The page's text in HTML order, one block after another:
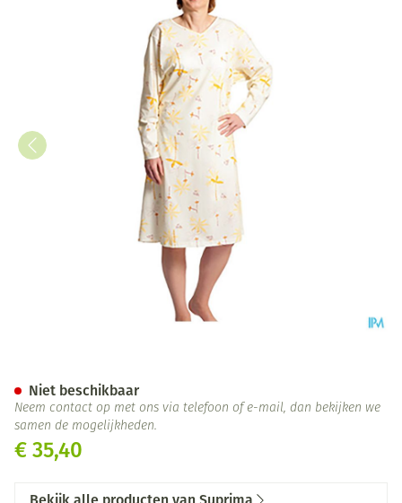
€ 35,40
Niet beschikbaar
Neem contact op met ons via telefoon of e-mail, dan bekijken we
samen de mogelijkheden.